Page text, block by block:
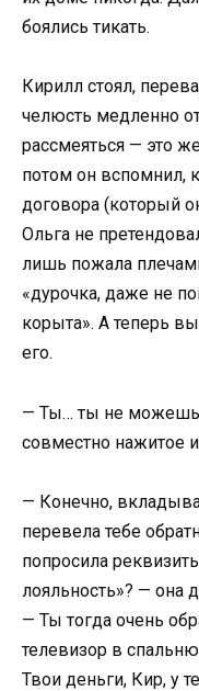
боялись тикать.
Кирилл стоял,
челюсть медленно
рассмеяться — это
потом он вспомнил,
договора (который
Ольга не
лишь пожала
«дурочка, даже не
корыта». А теперь
его.
— Ты… ты не
совместно нажитое
— Конечно,
перевела тебе
попросила
лояльность»? — она
— Ты тогда очень
телевизор в
Твои деньги, Кир, у